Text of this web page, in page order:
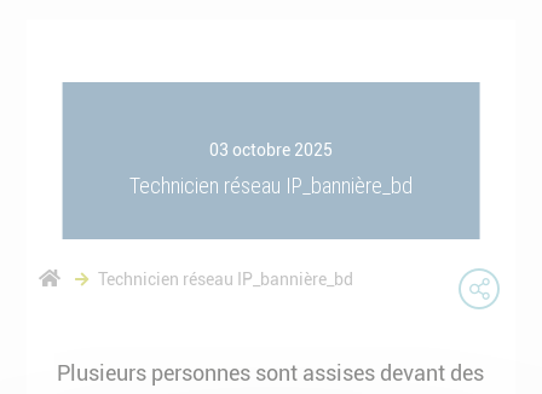
03 octobre 2025
Technicien réseau IP_bannière_bd
Technicien réseau IP_bannière_bd
Plusieurs personnes sont assises devant des